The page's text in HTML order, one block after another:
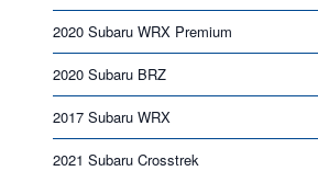
2020 Subaru WRX Premium
2020 Subaru BRZ
2017 Subaru WRX
2021 Subaru Crosstrek